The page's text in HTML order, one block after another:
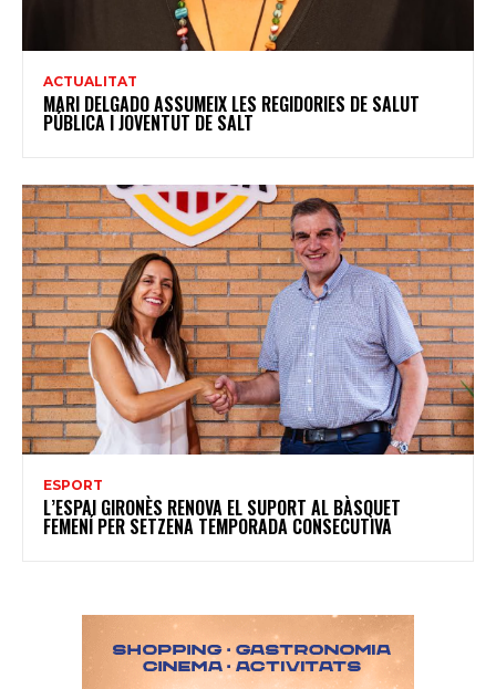
ACTUALITAT
MARI DELGADO ASSUMEIX LES REGIDORIES DE SALUT
PÚBLICA I JOVENTUT DE SALT
ESPORT
L’ESPAI GIRONÈS RENOVA EL SUPORT AL BÀSQUET
FEMENÍ PER SETZENA TEMPORADA CONSECUTIVA